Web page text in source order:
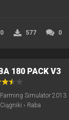
0 577 0
180 PACK V3
Farming Simulator 2013
Ciągniki › Raba